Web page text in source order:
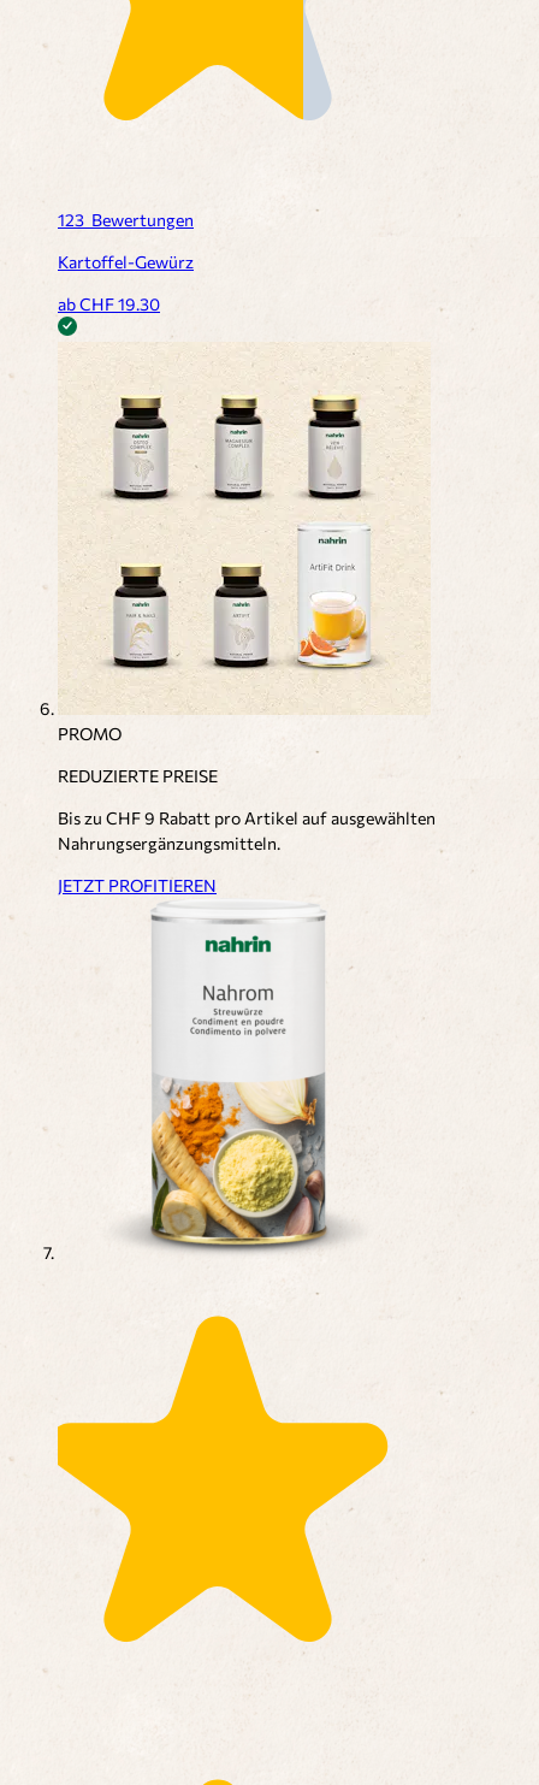
123 Bewertungen
Kartoffel-Gewürz
ab CHF19.30
PROMO
REDUZIERTE PREISE
Bis zu CHF 9 Rabatt pro Artikel auf ausgewählten
Nahrungsergänzungsmitteln.
JETZT PROFITIEREN